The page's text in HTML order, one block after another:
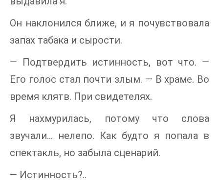
Он наклонился ближе, и я почувствовала
запах табака и сырости.
— Подтвердить истинность, вот что. —
Его голос стал почти злым. — В храме. Во
время клятв. При свидетелях.
Я нахмурилась, потому что слова
звучали… нелепо. Как будто я попала в
спектакль, но забыла сценарий.
— Истинность?..